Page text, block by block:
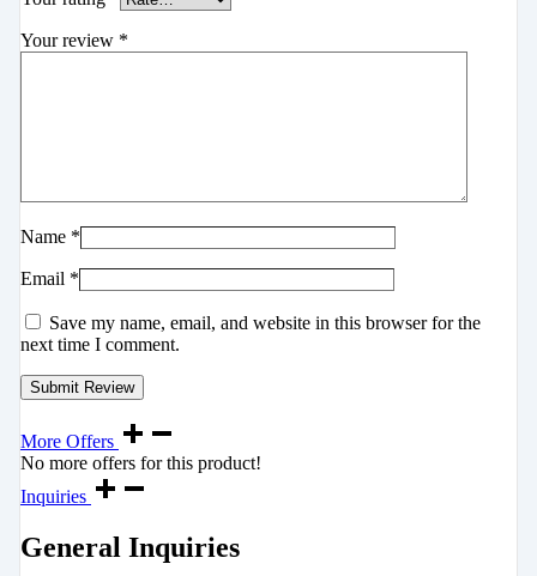
Your review *
Name *
Email *
Save my name, email, and website in this browser for the
next time I comment.
More Offers
No more offers for this product!
Inquiries
General Inquiries